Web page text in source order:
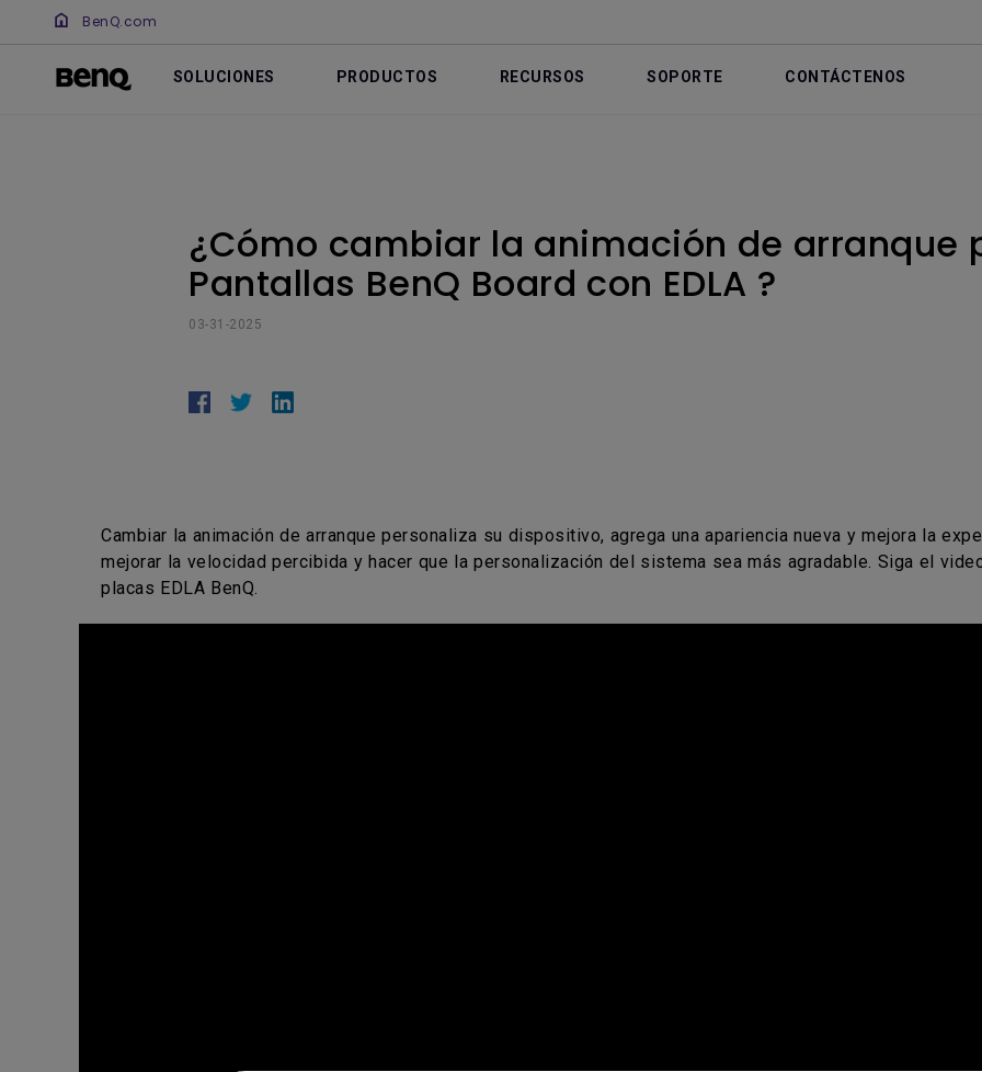
BenQ.com
SOLUCIONES PRODUCTOS RECURSOS SOPORTE CONTÁCTENOS
¿Cómo cambiar la animación de arranque
Pantallas BenQ Board con EDLA ?
03-31-2025
Cambiar la animación de arranque personaliza su dispositivo, agrega una apariencia nueva y mejora la
mejorar la velocidad percibida y hacer que la personalización del sistema sea más agradable. Siga el
placas EDLA BenQ.